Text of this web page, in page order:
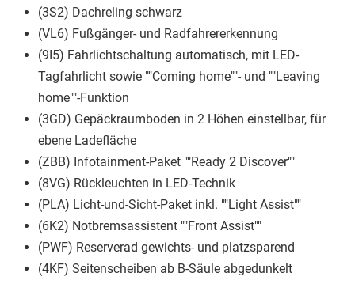
(3S2) Dachreling schwarz
(VL6) Fußgänger- und Radfahrererkennung
(9I5) Fahrlichtschaltung automatisch, mit LED-
Tagfahrlicht sowie ""Coming home""- und ""Leaving
home""-Funktion
(3GD) Gepäckraumboden in 2 Höhen einstellbar, für
ebene Ladefläche
(ZBB) Infotainment-Paket ""Ready 2 Discover""
(8VG) Rückleuchten in LED-Technik
(PLA) Licht-und-Sicht-Paket inkl. ""Light Assist""
(6K2) Notbremsassistent ""Front Assist""
(PWF) Reserverad gewichts- und platzsparend
(4KF) Seitenscheiben ab B-Säule abgedunkelt